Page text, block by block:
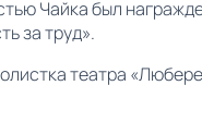
Чайка был
за труд».
театра